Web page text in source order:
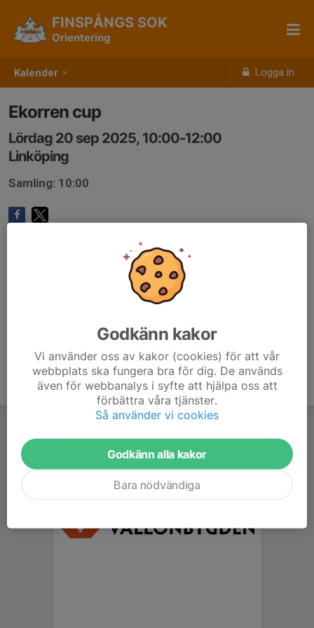
Kalender Logga in
FINSPÅNGS SOK
Orientering
Ekorren cup
Lördag 20 sep 2025, 10:00-12:00
Linköping
Samling: 10:00
Godkänn kakor
Vi använder oss av kakor (cookies) för att vår
webbplats ska fungera bra för dig. De används
även för webbanalys i syfte att hjälpa oss att
förbättra våra tjänster.
Så använder vi cookies
Godkänn alla kakor
Bara nödvändiga